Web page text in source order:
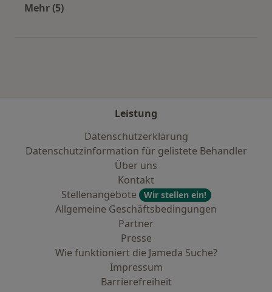
Mehr (5)
Leistung
Datenschutzerklärung
Datenschutzinformation für gelistete Behandler
Über uns
Kontakt
Stellenangebote
Wir stellen ein!
Allgemeine Geschäftsbedingungen
Partner
Presse
Wie funktioniert die Jameda Suche?
Impressum
Barrierefreiheit